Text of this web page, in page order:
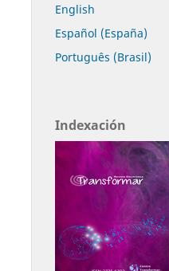
English
Español (España)
Português (Brasil)
Indexación